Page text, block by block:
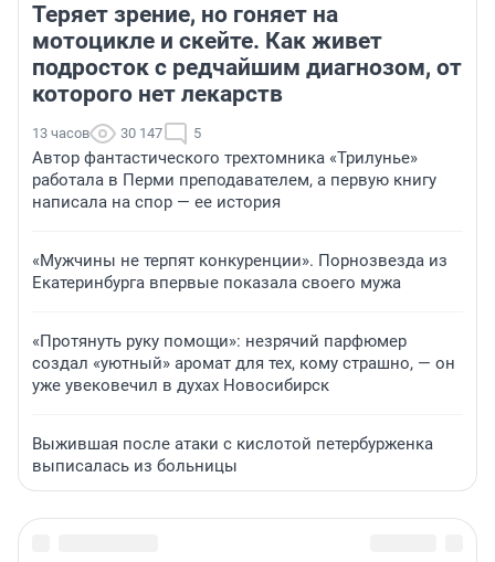
Теряет зрение, но гоняет на
мотоцикле и скейте. Как живет
подросток с редчайшим диагнозом, от
которого нет лекарств
13 часов 30 147 5
Автор фантастического трехтомника «Трилунье»
работала в Перми преподавателем, а первую книгу
написала на спор — ее история
«Мужчины не терпят конкуренции». Порнозвезда из
Екатеринбурга впервые показала своего мужа
«Протянуть руку помощи»: незрячий парфюмер
создал «уютный» аромат для тех, кому страшно, — он
уже увековечил в духах Новосибирск
Выжившая после атаки с кислотой петербурженка
выписалась из больницы